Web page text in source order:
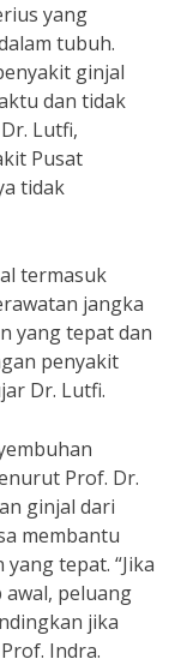
yang
tubuh.
ginjal
dan tidak
Lutfi,
Pusat
tidak
termasuk
jangka
yang tepat dan
penyakit
Dr. Lutfi.
Prof. Dr.
ginjal dari
membantu
tepat. “Jika
peluang
jika
Indra.